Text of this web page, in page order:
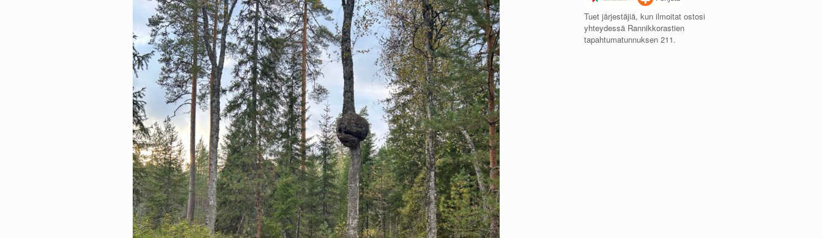
Tuet järjestäjiä, kun ilmoitat ostosi
yhteydessä Rannikkorastien
tapahtumatunnuksen 211.